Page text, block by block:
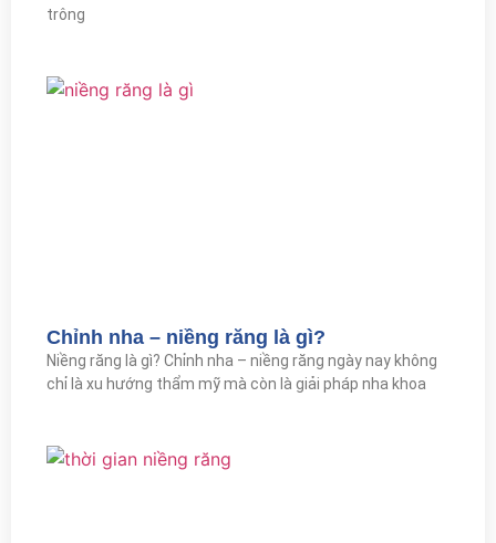
trông
Chỉnh nha – niềng răng là gì?
Niềng răng là gì? Chỉnh nha – niềng răng ngày nay không
chỉ là xu hướng thẩm mỹ mà còn là giải pháp nha khoa